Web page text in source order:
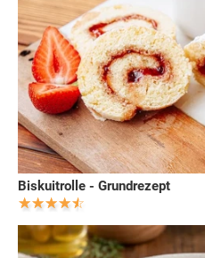
Biskuitrolle - Grundrezept